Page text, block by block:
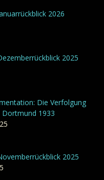
2026
2025
Die Verfolgung
1933
2025